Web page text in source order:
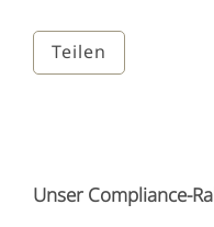
Teilen
Unser Compliance-